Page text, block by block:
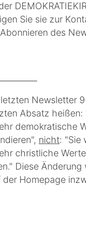
Sie sie zur
des
Newsletter
Absatz heißen:
demokratische
nicht: "Sie
christliche
Diese Änderung
Homepage